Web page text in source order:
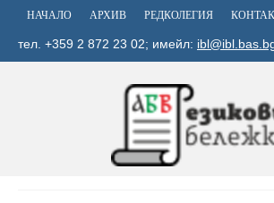
НАЧАЛО АРХИВ РЕДКОЛЕГИЯ
тел. +359 2 872 23 02; имейл: